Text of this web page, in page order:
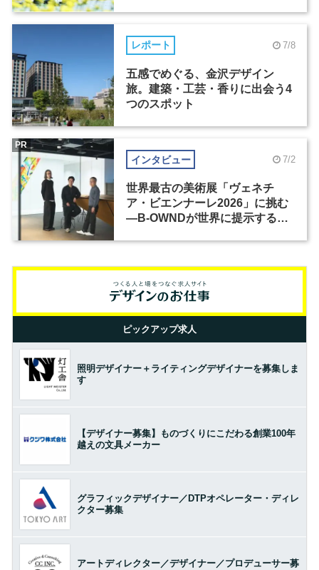
レポート 7/8
五感でめぐる、金沢デザイン
旅。建築・工芸・香りに出会う4
つのスポット
インタビュー 7/2
世界最古の美術展「ヴェネチ
ア・ビエンナーレ2026」に挑む
―B-OWNDが世界に提示する美
PR
ピックアップ求人
照明デザイナー＋ライティングデザイナーを募集しま
す
【デザイナー募集】ものづくりにこだわる創業100年
越えの文具メーカー
グラフィックデザイナー／DTPオペレーター・ディレ
クター募集
アートディレクター／デザイナー／プロデューサー募